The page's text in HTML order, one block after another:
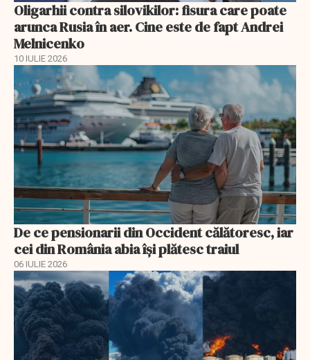
Oligarhii contra silovikilor: fisura care poate
arunca Rusia în aer. Cine este de fapt Andrei
Melnicenko
10 IULIE 2026
De ce pensionarii din Occident călătoresc, iar
cei din România abia își plătesc traiul
06 IULIE 2026